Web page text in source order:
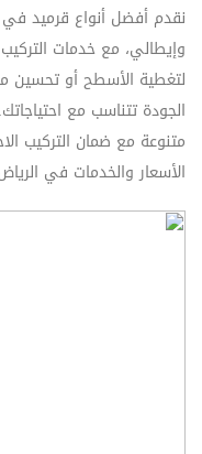
نقدم أفضل أنواع قرميد
وإيطالي، مع خدمات
لتغطية الأسطح أو تحسين
الجودة تتناسب مع
متنوعة مع ضمان التركيب
الأسعار والخدمات في